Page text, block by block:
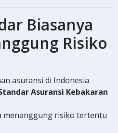
Biasanya
Risiko
asuransi di Indonesia
Asuransi Kebakaran
menanggung risiko tertentu